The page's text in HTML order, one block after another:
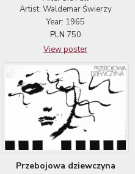
Artist: Waldemar Świerzy
Year: 1965
PLN 750
View poster
Przebojowa dziewczyna